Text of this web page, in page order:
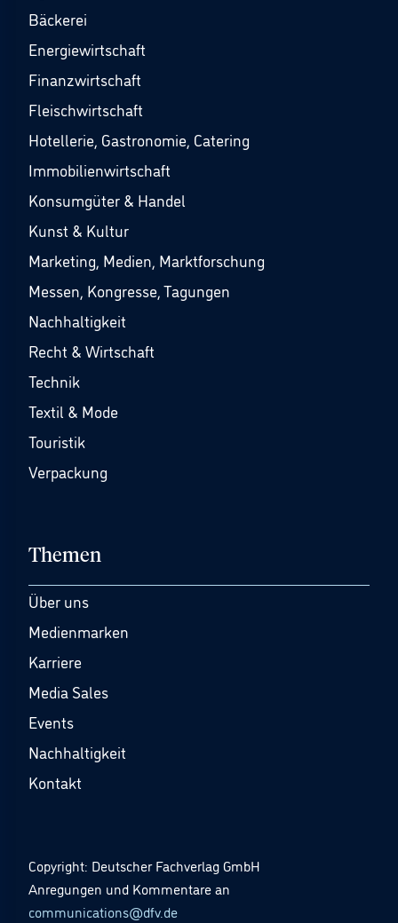
Bäckerei
Energiewirtschaft
Finanzwirtschaft
Fleischwirtschaft
Hotellerie, Gastronomie, Catering
Immobilienwirtschaft
Konsumgüter & Handel
Kunst & Kultur
Marketing, Medien, Marktforschung
Messen, Kongresse, Tagungen
Nachhaltigkeit
Recht & Wirtschaft
Technik
Textil & Mode
Touristik
Verpackung
Themen
Über uns
Medienmarken
Karriere
Media Sales
Events
Nachhaltigkeit
Kontakt
Copyright: Deutscher Fachverlag GmbH
Anregungen und Kommentare an
communications@dfv.de